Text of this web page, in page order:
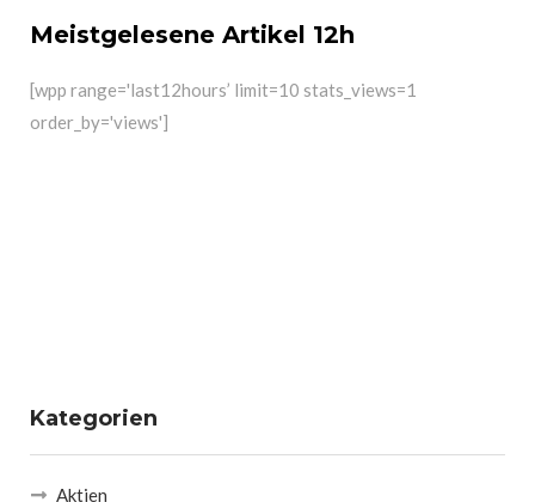
Meistgelesene Artikel 12h
[wpp range='last12hours’ limit=10 stats_views=1
order_by='views']
Kategorien
Aktien